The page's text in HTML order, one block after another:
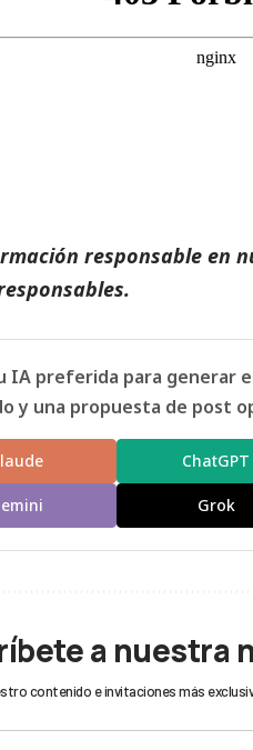
responsable en
.
IA preferida para generar
y una propuesta de post
ChatGPT
Grok
a nuestra
contenido e invitaciones más